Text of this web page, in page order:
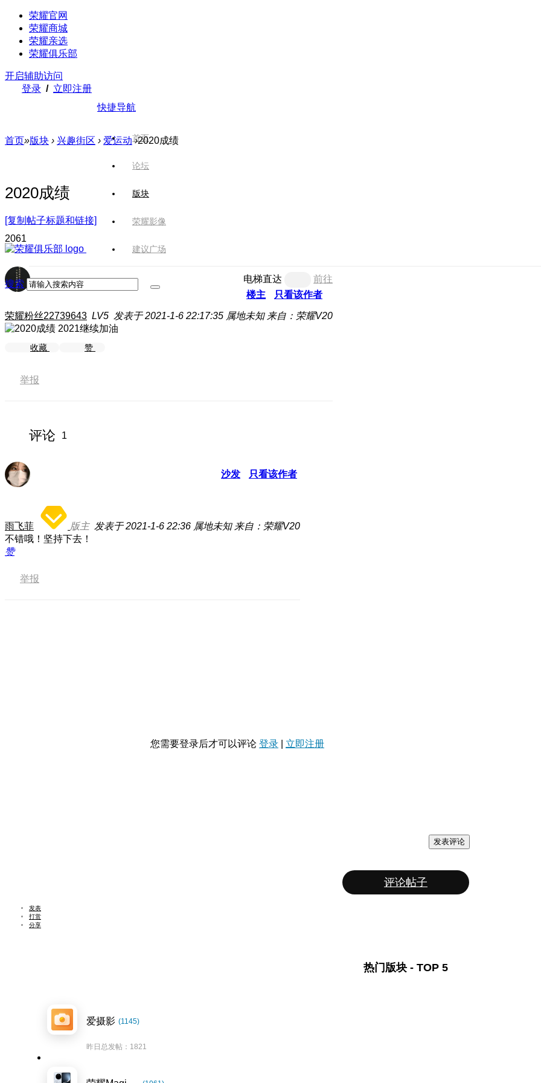
荣耀官网
荣耀商城
荣耀亲选
荣耀俱乐部
开启辅助访问
登录 / 立即注册
快捷导航
首页
论坛
版块
荣耀影像
建议广场
搜索
首页»版块 › 兴趣街区 › 爱运动 ›2020成绩
2020成绩
[复制帖子标题和链接]
2061
电梯直达
前往
楼主
只看该作者
荣耀粉丝22739643 LV5 发表于 2021-1-6 22:17:35 属地未知 来自：荣耀V20
2021继续加油
收藏 赞
举报
评论 1
沙发 只看该作者
雨飞菲 版主 发表于 2021-1-6 22:36 属地未知 来自：荣耀V20
不错哦！坚持下去！
赞
举报
您需要登录后才可以评论 登录 立即注册
发表评论
评论帖子
发表
打赏
分享
热门版块 - TOP 5
爱摄影 (1145)
昨日总发帖：1821